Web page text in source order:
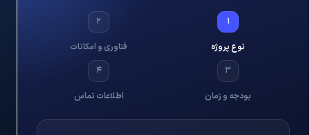
۱
نوع پروژه
۲
فناوری و امکانات
۳
بودجه و زمان
۴
اطلاعات تماس